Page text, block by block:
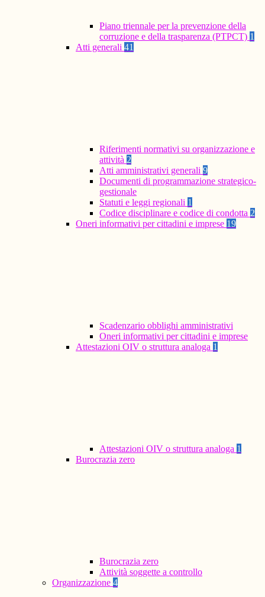
Piano triennale per la prevenzione della
corruzione e della trasparenza (PTPCT) 1
Atti generali 41
Riferimenti normativi su organizzazione e
attività 2
Atti amministrativi generali 9
Documenti di programmazione strategico-
gestionale
Statuti e leggi regionali 1
Codice disciplinare e codice di condotta 2
Oneri informativi per cittadini e imprese 19
Scadenzario obblighi amministrativi
Oneri informativi per cittadini e imprese
Attestazioni OIV o struttura analoga 1
Attestazioni OIV o struttura analoga 1
Burocrazia zero
Burocrazia zero
Attività soggette a controllo
Organizzazione 4